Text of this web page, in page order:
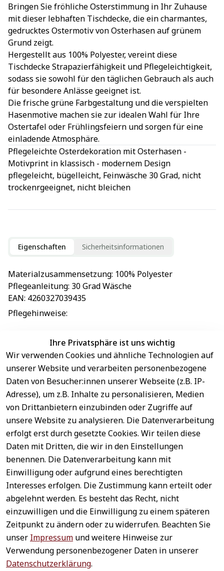
Bringen Sie fröhliche Osterstimmung in Ihr Zuhause
mit dieser lebhaften Tischdecke, die ein charmantes,
gedrucktes Ostermotiv von Osterhasen auf grünem
Grund zeigt.
Hergestellt aus 100% Polyester, vereint diese
Tischdecke Strapazierfähigkeit und Pflegeleichtigkeit,
sodass sie sowohl für den täglichen Gebrauch als auch
für besondere Anlässe geeignet ist.
Die frische grüne Farbgestaltung und die verspielten
Hasenmotive machen sie zur idealen Wahl für Ihre
Ostertafel oder Frühlingsfeiern und sorgen für eine
einladende Atmosphäre.
Pflegeleichte Osterdekoration mit Osterhasen -
Motivprint in klassisch - modernem Design
pflegeleicht, bügelleicht, Feinwäsche 30 Grad, nicht
trockenrgeeignet, nicht bleichen
Eigenschaften Sicherheitsinformationen
Materialzusammensetzung: 100% Polyester
Pflegeanleitung: 30 Grad Wäsche
EAN: 4260327039435
Pflegehinweise:
EU-Verantwortliche Person - klicken Sie für Details
Ihre Privatsphäre ist uns wichtig
Wir verwenden Cookies und ähnliche Technologien auf
unserer Website und verarbeiten personenbezogene
Daten von Besucher:innen unserer Webseite (z.B. IP-
Adresse), um z.B. Inhalte zu personalisieren, Medien
von Drittanbietern einzubinden oder Zugriffe auf
unsere Website zu analysieren. Die Datenverarbeitung
erfolgt erst durch gesetzte Cookies. Wir teilen diese
Daten mit Dritten, die wir in den Einstellungen
benennen. Die Datenverarbeitung kann mit
Einwilligung oder aufgrund eines berechtigten
Interesses erfolgen. Die Zustimmung kann erteilt oder
abgelehnt werden. Es besteht das Recht, nicht
einzuwilligen und die Einwilligung zu einem späteren
Zeitpunkt zu ändern oder zu widerrufen. Beachten Sie
unser Impressum und weitere Hinweise zur
Verwendung personenbezogener Daten in unserer
Datenschutzerklärung.
Rechtliches
AGB
Impressum
Datenschutz
Widerrufsrecht
Widerrufsform
ular
Service
Kontakt
Registrieren
Zahlung &
Versand
Newsletter
abonnieren
Sichere
Zahlungsar
ten
Schneller
Versand